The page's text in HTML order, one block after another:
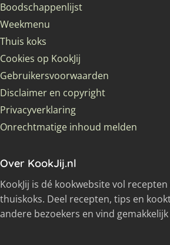
Boodschappenlijst
Weekmenu
Thuis koks
Cookies op KookJij
Gebruikersvoorwaarden
Disclaimer en copyright
Privacyverklaring
Onrechtmatige inhoud melden
Over KookJij.nl
KookJij is dé kookwebsite vol
thuiskoks. Deel recepten, tips en
andere bezoekers en vind